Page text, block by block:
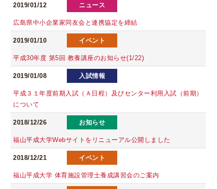
2019/01/12 ニュース
広島県中小企業家同友会と連携協定を締結
2019/01/10 イベント
平成30年度 第5回 教養講座のお知らせ(1/22)
2019/01/08 入試情報
平成３１年度前期入試（Ａ日程）及びセンター利用入試（前期）
について
2018/12/26 お知らせ
福山平成大学Webサイトをリニューアル公開しました
2018/12/21 イベント
福山平成大学 体育施設管理士養成講習会のご案内